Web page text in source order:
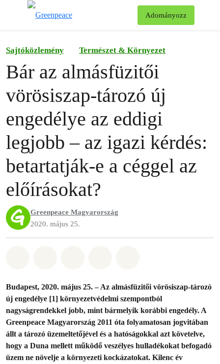
Adományozz
Sajtóközlemény Természet & Környezet
Bár az almásfüzitői
vörösiszap-tározó új
engedélye az eddigi
legjobb – az igazi kérdés:
betartatják-e a céggel az
előírásokat?
Greenpeace Magyarország
2020. május 25.
Budapest, 2020. május 25. – Az almásfüzitői vörösiszap-tározó
új engedélye [1] környezetvédelmi szempontból
nagyságrendekkel jobb, mint bármelyik korábbi engedély. A
Greenpeace Magyarország 2011 óta folyamatosan jogvitában
állt a tározó üzemeltetőjével és a hatóságokkal azt követelve,
hogy a Duna mellett működő veszélyes hulladékokat befogadó
üzem ne növelje a környezeti kockázatokat. Kilenc év